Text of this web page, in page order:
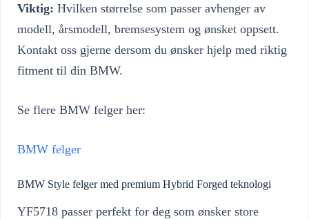
Viktig: Hvilken størrelse som passer avhenger av
modell, årsmodell, bremsesystem og ønsket oppsett.
Kontakt oss gjerne dersom du ønsker hjelp med riktig
fitment til din BMW.
Se flere BMW felger her:
BMW felger
BMW Style felger med premium Hybrid Forged teknologi
YF5718 passer perfekt for deg som ønsker store